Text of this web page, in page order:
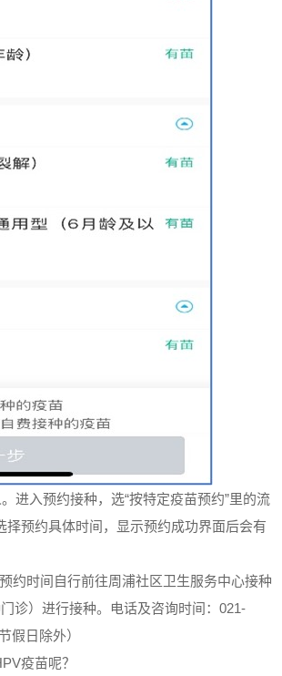
进入预约接种，选“按特定疫苗预约”里的流
预约具体时间，显示预约成功界面后会有
约时间自行前往周浦社区卫生服务中心接种
诊）进行接种。电话及咨询时间：021-
假日除外）
疫苗呢？